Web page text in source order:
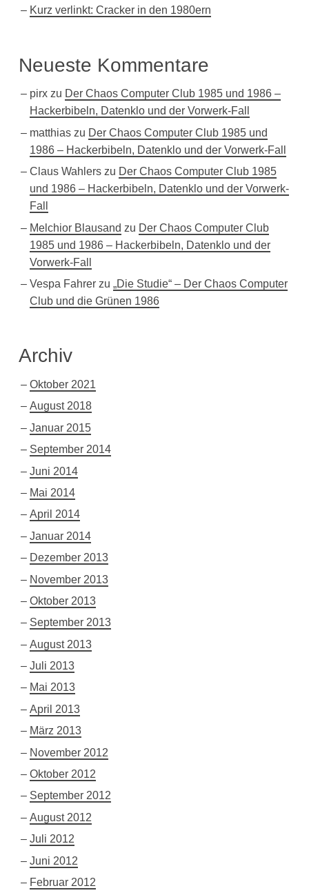
Kurz verlinkt: Cracker in den 1980ern
Neueste Kommentare
pirxzu Der Chaos Computer Club 1985 und 1986 –
Hackerbibeln, Datenklo und der Vorwerk-Fall
matthiaszu Der Chaos Computer Club 1985 und
1986 – Hackerbibeln, Datenklo und der Vorwerk-Fall
Claus Wahlerszu Der Chaos Computer Club 1985
und 1986 – Hackerbibeln, Datenklo und der Vorwerk-
Fall
Melchior Blausand zu Der Chaos Computer Club
1985 und 1986 – Hackerbibeln, Datenklo und der
Vorwerk-Fall
Vespa Fahrerzu „Die Studie“ – Der Chaos Computer
Club und die Grünen 1986
Archiv
Oktober 2021
August 2018
Januar 2015
September 2014
Juni 2014
Mai 2014
April 2014
Januar 2014
Dezember 2013
November 2013
Oktober 2013
September 2013
August 2013
Juli 2013
Mai 2013
April 2013
März 2013
November 2012
Oktober 2012
September 2012
August 2012
Juli 2012
Juni 2012
Februar 2012